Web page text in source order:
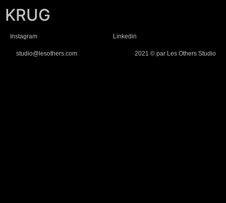
KRUG
Instagram Linkedin
studio@lesothers.com 2021 © par Les Others Studio